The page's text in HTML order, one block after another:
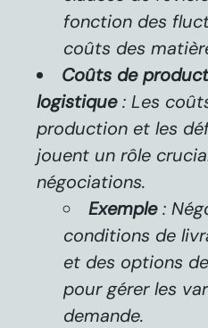
fonction des
coûts des
Coûts de
logistique: Les
production et les
jouent un rôle
négociations.
Exemple:
conditions de
et des options
pour gérer les
demande.